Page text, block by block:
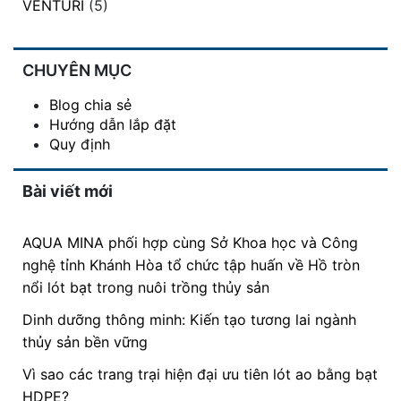
VENTURI (5)
CHUYÊN MỤC
Blog chia sẻ
Hướng dẫn lắp đặt
Quy định
Bài viết mới
AQUA MINA phối hợp cùng Sở Khoa học và Công
nghệ tỉnh Khánh Hòa tổ chức tập huấn về Hồ tròn
nổi lót bạt trong nuôi trồng thủy sản
Dinh dưỡng thông minh: Kiến tạo tương lai ngành
thủy sản bền vững
Vì sao các trang trại hiện đại ưu tiên lót ao bằng bạt
HDPE?